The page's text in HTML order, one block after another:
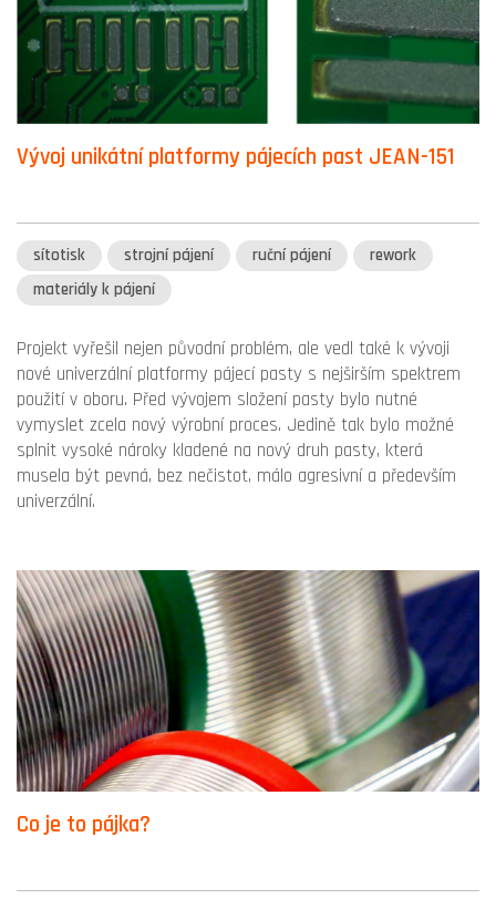
Vývoj unikátní platformy pájecích past JEAN-151
sítotisk strojní pájení ruční pájení
rework
materiály k pájení
Projekt vyřešil nejen původní problém, ale vedl také k vývoji
nové univerzální platformy pájecí pasty s nejširším spektrem
použití v oboru. Před vývojem složení pasty bylo nutné
vymyslet zcela nový výrobní proces. Jedině tak bylo možné
splnit vysoké nároky kladené na nový druh pasty, která
musela být pevná, bez nečistot, málo agresivní a především
univerzální.
Co je to pájka?